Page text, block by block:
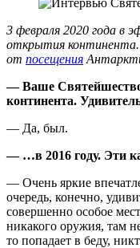
3 февраля 2020 года в
открытия континента.
от посещения
— Ваше Святейшество,
континента.
— Да, был.
— …в 2016 году. Эти
— Очень яркие
очередь, конечно,
совершенно особое
никакого оружия, там
то попадает в беду,